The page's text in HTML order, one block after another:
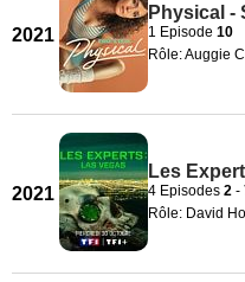
2021
Physical -
1 Episode 10
Rôle: Auggie
2021
Les
4 Episodes 2 -
Rôle: David